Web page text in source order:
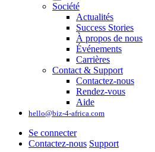
Société
Actualités
Success Stories
À propos de nous
Événements
Carrières
Contact & Support
Contactez-nous
Rendez-vous
Aide
hello@biz-4-africa.com
Se connecter
Contactez-nous Support